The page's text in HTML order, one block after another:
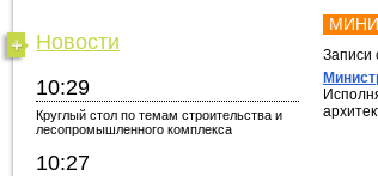
Новости
10:29
Круглый стол по темам строительства и
лесопромышленного комплекса
10:27
Записи